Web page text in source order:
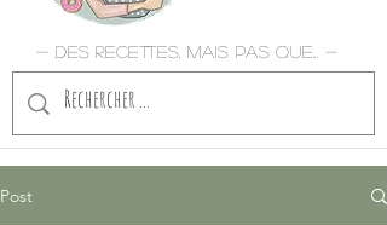
- Des recettes, mais pas que... -
Post